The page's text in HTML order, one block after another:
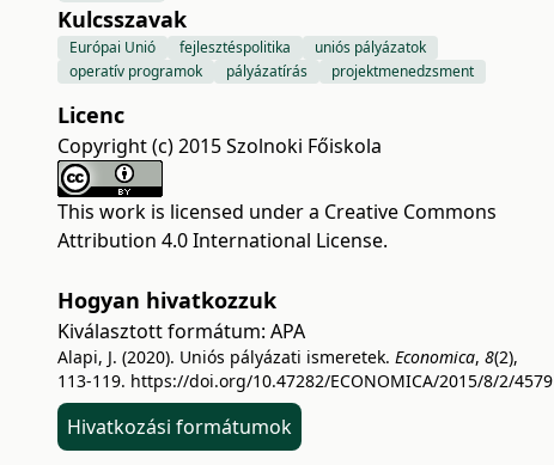
Kulcsszavak
Európai Unió fejlesztéspolitika
uniós pályázatok
operatív programok
pályázatírás projektmenedzsment
Licenc
Copyright (c) 2015 Szolnoki Főiskola
This work is licensed under a Creative Commons
Attribution 4.0 International License.
Hogyan hivatkozzuk
Kiválasztott formátum: APA
Alapi, J. (2020). Uniós pályázati ismeretek. Economica, 8(2),
113-119. https://doi.org/10.47282/ECONOMICA/2015/8/2/4579
Hivatkozási formátumok